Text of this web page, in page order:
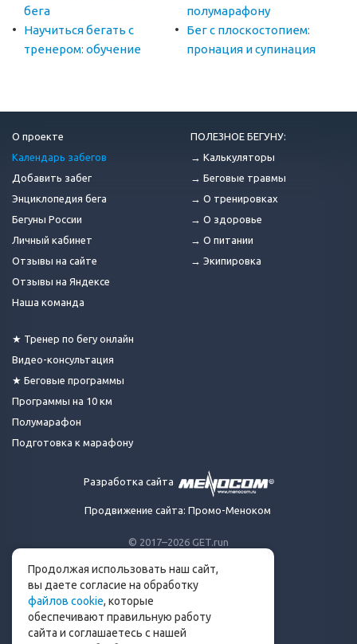
бега
полумарафону
Научиться бегать с
тренером: обучение
Бег с плоскостопием:
пронация и супинация
© 2017–2026 GET.run
Сделано с ❤ бегунами
для бегунов
Телеграм-канал Get.run
Беговой чат в Телеграм
О проекте
Календарь забегов
Добавить забег
Энциклопедия бега
Бегуны России
Личный кабинет
Отзывы на сайте
Отзывы на Яндексе
Наша команда
★ Тренер по бегу онлайн
Видео-консультация
★ Беговые программы
Программы на 10 км
Полумарафон
Подготовка к марафону
ПОЛЕЗНОЕ БЕГУНУ:
→ Калькуляторы
→ Беговые травмы
→ О тренировках
→ О здоровье
→ О питании
→ Экипировка
Разработка сайта
Продвижение сайта: Промо-Меноком
Продолжая использовать наш сайт,
вы даете согласие на обработку
файлов cookie, которые
обеспечивают правильную работу
сайта и соглашаетесь с нашей